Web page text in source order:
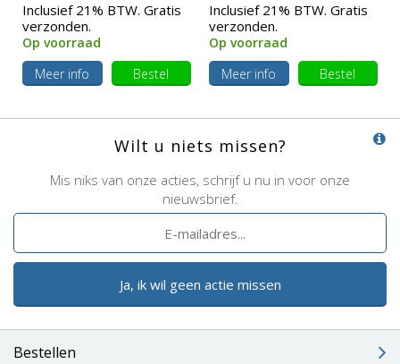
Inclusief 21% BTW. Gratis
verzonden.
Op voorraad
Meer info
Bestel
Inclusief 21% BTW. Gratis
verzonden.
Op voorraad
Meer info
Bestel
Wilt u niets missen?
Mis niks van onze acties, schrijf u nu in voor onze
nieuwsbrief.
Ja, ik wil geen actie missen
Bestellen